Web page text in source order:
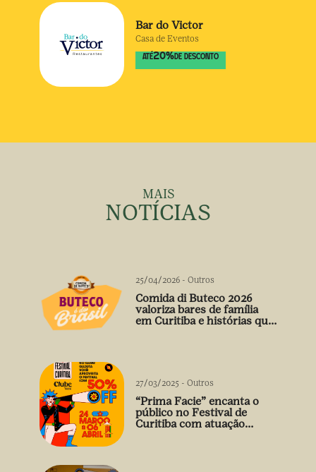
Bar do Victor
Casa de Eventos
ATÉ20% DE DESCONTO
MAIS
NOTÍCIAS
25/04/2026 - Outros
Comida di Buteco 2026
valoriza bares de família
em Curitiba e histórias que
27/03/2025 - Outros
“Prima Facie” encanta o
público no Festival de
Curitiba com atuação